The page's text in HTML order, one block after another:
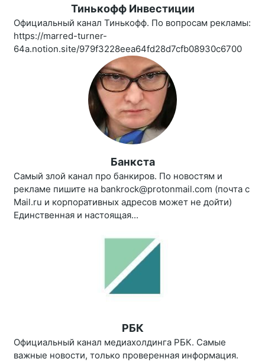
Тинькофф Инвестиции
Официальный канал Тинькофф. По вопросам рекламы:
https://marred-turner-
64a.notion.site/979f3228eea64fd28d7cfb08930c6700
Банкста
Самый злой канал про банкиров. По новостям и
рекламе пишите на bankrock@protonmail.com (почта с
Mail.ru и корпоративных адресов может не дойти)
Единственная и настоящая...
РБК
Официальный канал медиахолдинга РБК. Самые
важные новости, только проверенная информация.